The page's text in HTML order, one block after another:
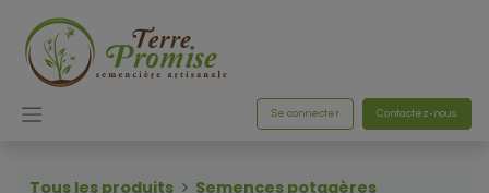
Se connecter Contactez-nous
Tous les produits
Semences potagères